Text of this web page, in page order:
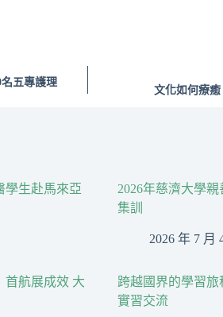
五專護理
文化如何療
學生赴馬來亞
2026年慈濟大學
集訓
2026 年 7 月
首航展成效 大
跨越國界的學習
實習交流